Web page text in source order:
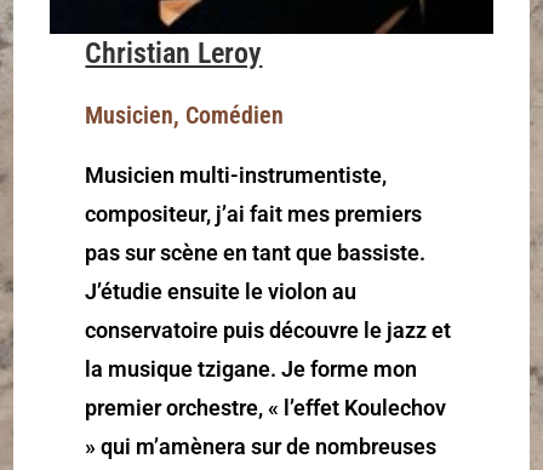
Christian Leroy
Musicien, Comédien
Musicien multi-instrumentiste,
compositeur, j’ai fait mes premiers
pas sur scène en tant que bassiste.
J’étudie ensuite le violon au
conservatoire puis découvre le jazz et
la musique tzigane. Je forme mon
premier orchestre, « l’effet Koulechov
» qui m’amènera sur de nombreuses